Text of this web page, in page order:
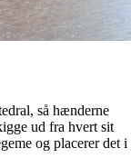
så hænderne
ud fra hvert sit
og placerer det i